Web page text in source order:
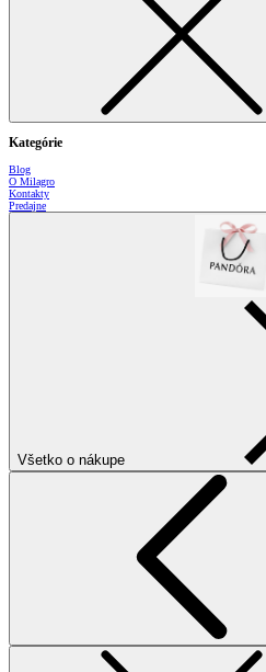
Kategórie
Blog
O Milagro
Kontakty
Predajne
Všetko o nákupe